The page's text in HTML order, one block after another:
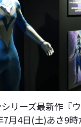
リーズ最新作『
7月4日(土)あさ9